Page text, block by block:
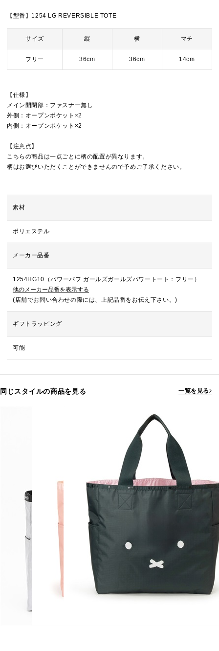
【型番】1254 LG REVERSIBLE TOTE
サイズ 縦 横 マチ
フリー 36cm 36cm 14cm
【仕様】
メイン開閉部：ファスナー無し
外側：オープンポケット×2
内側：オープンポケット×2
【注意点】
こちらの商品は一点ごとに柄の配置が異なります。
柄はお選びいただくことができませんので予めご了承ください。
素材
ポリエステル
メーカー品番
1254HG10（パワーパフ ガールズガールズパワートート：フリー）
他のメーカー品番を表示する
(店舗でお問い合わせの際には、上記品番をお伝え下さい。)
ギフトラッピング
可能
同じスタイルの商品を見る 一覧を見る